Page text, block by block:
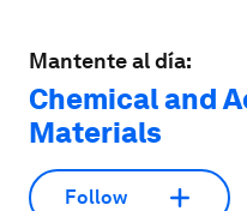
Mantente al día:
Chemical and
Materials
Follow